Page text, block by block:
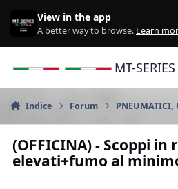
View in the app
A better way to browse. Learn
MT-
Indice Forum PNEUMATICI,
(OFFICINA) - Scoppi
elevati+fumo al